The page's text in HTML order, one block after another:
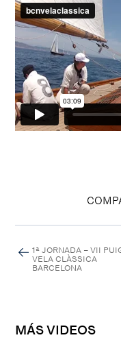
1ª JORNADA – VII
VELA CLÀSSICA
BARCELONA
MÁS VIDEOS